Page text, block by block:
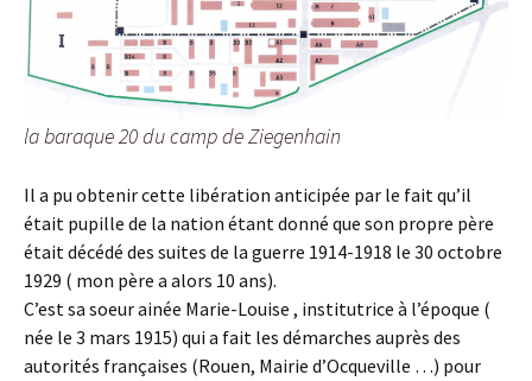
la baraque 20 du camp de Ziegenhain
Il a pu obtenir cette libération anticipée par le fait qu’il
était pupille de la nation étant donné que son propre père
était décédé des suites de la guerre 1914-1918 le 30 octobre
1929 ( mon père a alors 10 ans).
C’est sa soeur ainée Marie-Louise , institutrice à l’époque (
née le 3 mars 1915) qui a fait les démarches auprès des
autorités françaises (Rouen, Mairie d’Ocqueville …) pour